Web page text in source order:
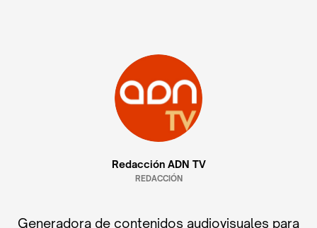
Redacción ADN TV
REDACCIÓN
Generadora de contenidos audiovisuales para